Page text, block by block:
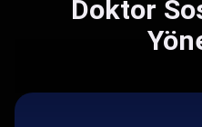
Doktor